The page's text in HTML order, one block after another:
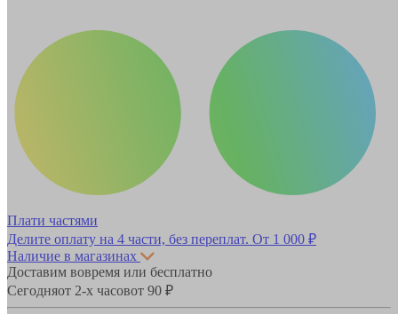
Плати частями
Делите оплату на 4 части, без переплат. От 1 000 ₽
Наличие в магазинах
Доставим вовремя или бесплатно
Сегодняот 2-х часовот 90 ₽